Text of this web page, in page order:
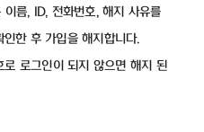
름, ID, 전화번호, 해지 사유를
한 후 가입을 해지합니다.
로그인이 되지 않으면 해지 된